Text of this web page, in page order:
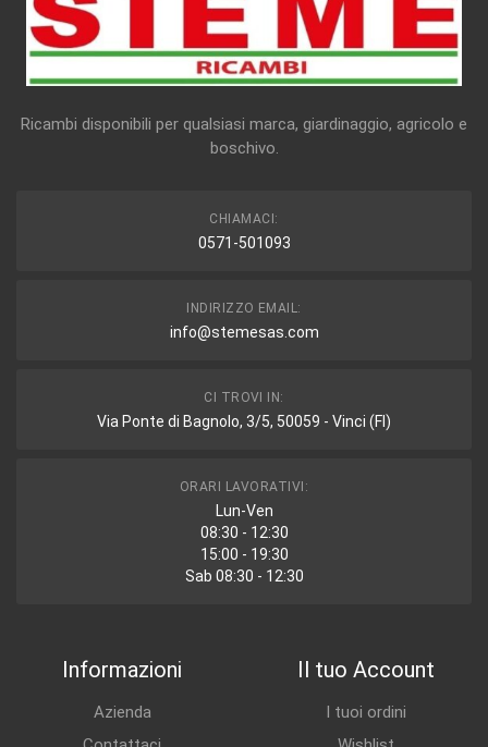
Ricambi disponibili per qualsiasi marca, giardinaggio, agricolo e
boschivo.
CHIAMACI:
0571-501093
INDIRIZZO EMAIL:
info@stemesas.com
CI TROVI IN:
Via Ponte di Bagnolo, 3/5, 50059 - Vinci (FI)
ORARI LAVORATIVI:
Lun-Ven
08:30 - 12:30
15:00 - 19:30
Sab 08:30 - 12:30
Informazioni
Azienda
Il tuo Account
I tuoi ordini